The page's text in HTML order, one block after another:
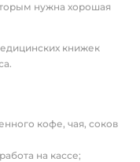
нужна хорошая
книжек
кофе, чая, соков
на кассе;